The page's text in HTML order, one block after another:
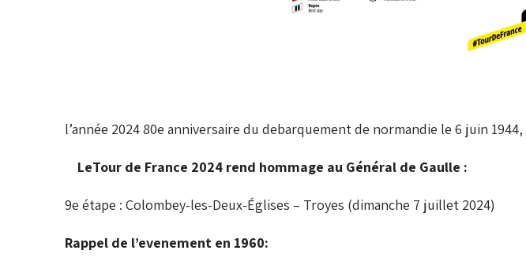
l’année 2024 80e anniversaire du debarquement de normandie le 6 juin
LeTour de France 2024 rend hommage au Général de Gaulle :
9e étape : Colombey-les-Deux-Églises – Troyes (dimanche 7 juillet 2024)
Rappel de l’evenement en 1960: